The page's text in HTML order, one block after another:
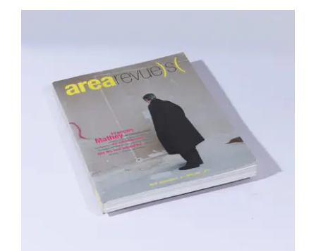
Area revue n°1 – Espace d’art